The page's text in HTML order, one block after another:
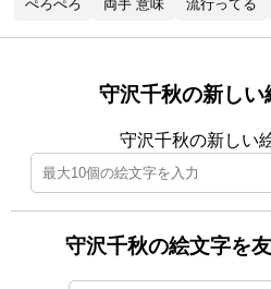
ぺろぺろ
両手 意味 流行ってる
守沢千秋の新し
守沢千秋の新しい
守沢千秋の絵文字を